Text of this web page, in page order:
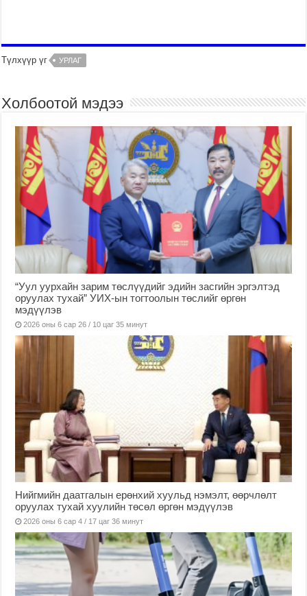
Түлхүүр үг УРЛАГ
Холбоотой мэдээ
“Уул уурхайн зарим төслүүдийг эдийн засгийн эргэлтэд
оруулах тухай” УИХ-ын тогтоолын төслийг өргөн
мэдүүлэв
2026 оны 6 сар 26 / 10 цаг 35 минут
Нийгмийн даатгалын ерөнхий хуульд нэмэлт, өөрчлөлт
оруулах тухай хуулийн төсөл өргөн мэдүүлэв
2026 оны 6 сар 4 / 17 цаг 36 минут